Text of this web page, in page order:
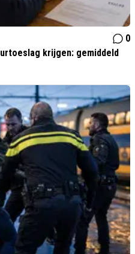
0
krijgen: gemiddeld